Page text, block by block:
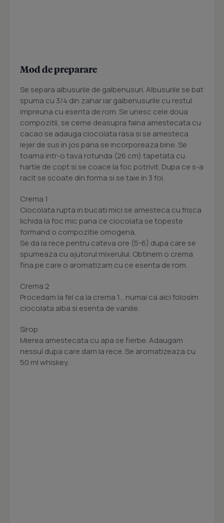
Mod de preparare
Se separa albusurile de galbenusuri. Albusurile se bat
spuma cu 3/4 din zahar iar galbenusurile cu restul
impreuna cu esenta de rom. Se unesc cele doua
compozitii, se cerne deasupra faina amestecata cu
cacao se adauga ciocolata rasa si se amesteca
lejer de sus in jos pana se incorporeaza bine. Se
toarna intr-o tava rotunda (26 cm) tapetata cu
hartie de copt si se coace la foc potrivit. Dupa ce s-a
racit se scoate din forma si se taie in 3 foi.
Crema 1
Ciocolata rupta in bucati mici se amesteca cu frisca
lichida la foc mic pana ce ciocolata se topeste
formand o compozitie omogena.
Se da la rece pentru cateva ore (5-6) dupa care se
spumeaza cu ajutorul mixerului. Obtinem o crema
fina pe care o aromatizam cu ce esenta de rom.
Crema 2
Procedam la fel ca la crema 1... numai ca aici folosim
ciocolata alba si esenta de vanilie.
Sirop
Mierea amestecata cu apa se fierbe. Adaugam
nessul dupa care dam la rece. Se aromatizeaza cu
50 ml whiskey.